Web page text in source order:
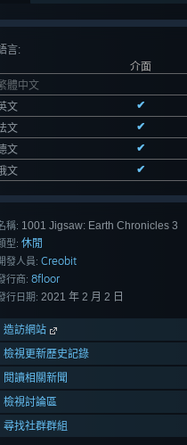
言:
介面
體中文
文
✔
文
✔
文
✔
文
✔
稱: 1001 Jigsaw: Earth Chronicles 3
型: 休閒
發人員: Creobit
行商: 8floor
行日期: 2021 年 2 月 2 日
造訪網站
檢視更新歷史記錄
閱讀相關新聞
檢視討論區
尋找社群群組